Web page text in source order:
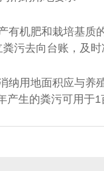
有机肥和栽培基质
污去向台账，及
纳用地面积应与养
产生的粪污可用于